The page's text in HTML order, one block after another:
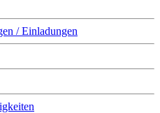
/ Einladungen